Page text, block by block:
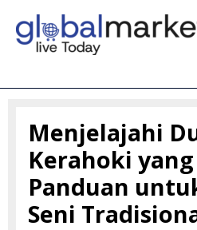
content
Menjelajahi
Kerahoki
Panduan
Seni